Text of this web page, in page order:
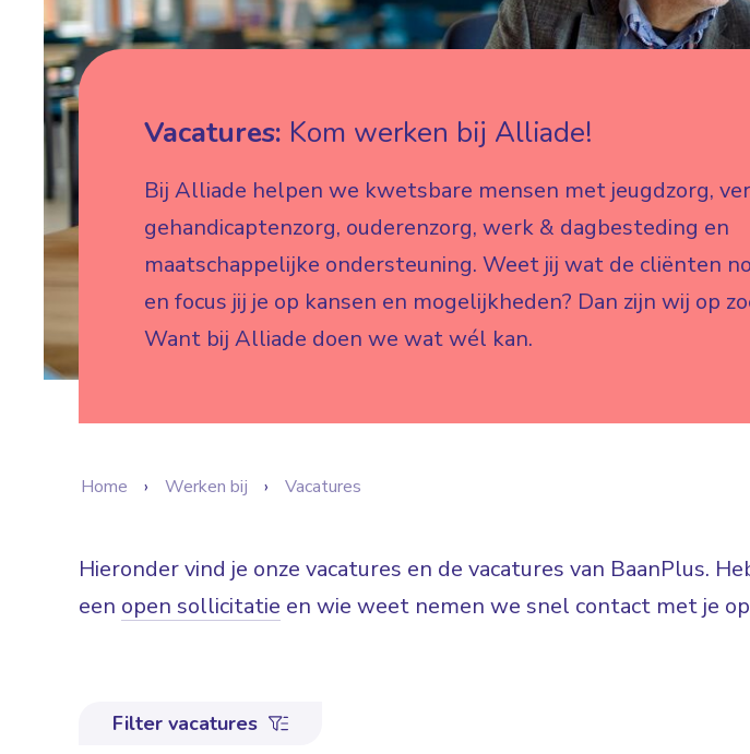
Vacatures: Kom werken bij Alliade!
Bij Alliade helpen we kwetsbare mensen met jeugdzorg,
gehandicaptenzorg, ouderenzorg, werk & dagbesteding en
maatschappelijke ondersteuning. Weet jij wat de cliënten
en focus jij je op kansen en mogelijkheden? Dan zijn wij op
Want bij Alliade doen we wat wél kan.
Home Werken bij Vacatures
Hieronder vind je onze vacatures en de vacatures van BaanPlus.
een open sollicitatie en wie weet nemen we snel contact met je
Filter vacatures